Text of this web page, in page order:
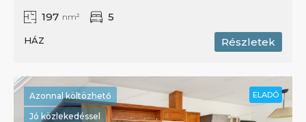
197 nm² 5
HÁZ Részletek
ELADÓ
Azonnal költözhető
Jó közlekedéssel